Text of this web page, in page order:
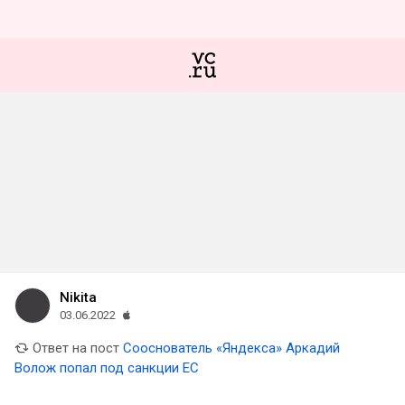
Nikita
03.06.2022
Ответ на пост Сооснователь «Яндекса» Аркадий
Волож попал под санкции ЕС